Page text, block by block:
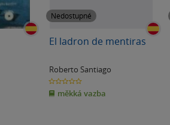
Nedostupné
El ladron de mentiras
Roberto Santiago
0.0
z
5
hvězdiček
měkká vazba